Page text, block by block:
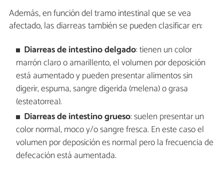
Además, en función del tramo intestinal que se vea
afectado, las diarreas también se pueden clasificar en:
Diarreas de intestino delgado: tienen un color
marrón claro o amarillento, el volumen por deposición
está aumentado y pueden presentar alimentos sin
digerir, espuma, sangre digerida (melena) o grasa
(esteatorrea).
Diarreas de intestino grueso: suelen presentar un
color normal, moco y/o sangre fresca. En este caso el
volumen por deposición es normal pero la frecuencia de
defecación está aumentada.